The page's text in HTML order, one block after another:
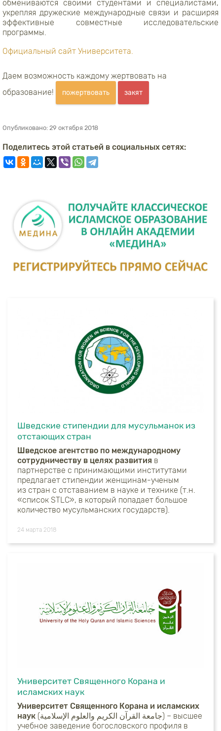
обмениваются своими студентами и специалистами,
укрепляя дружеские международные связи и расширяя
эффективные совместные исследовательские
программы.
Официальный сайт Университета.
Даем возможность каждому жертвовать на
образование!
пожертвовать закят
Опубликовано: 29 октября 2018
Поделитесь этой статьей в социальных сетях:
Шведские стипендии для мусульманок из
отстающих стран
Шведское агентство по международному
сотрудничеству в целях развития в
партнерстве с принимающими институтами
предлагает стипендии женщинам-ученым
из стран с отставанием в науке и технике (т.н.
«список STLC», в который попадает большое
количество мусульманских государств).
24 марта 2018
Университет Священного Корана и
исламских наук
Университет Священного Корана и исламских
наук (جامعة القرآن الكريم والعلوم الإسلامية) – высшее
учебное заведение богословского профиля в